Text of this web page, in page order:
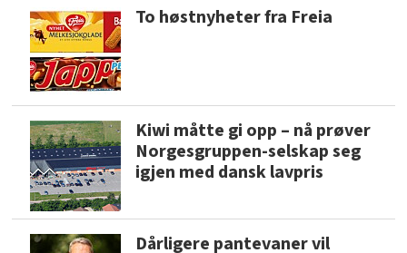
To høstnyheter fra Freia
Kiwi måtte gi opp – nå prøver
Norgesgruppen-selskap seg
igjen med dansk lavpris
Dårligere pantevaner vil